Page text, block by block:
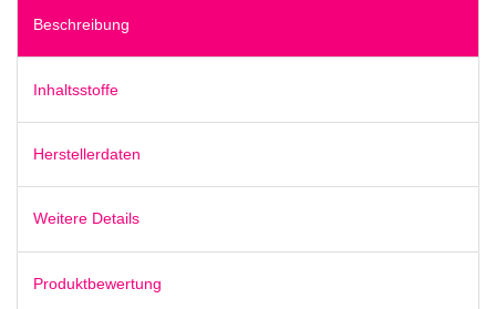
Beschreibung
Inhaltsstoffe
Herstellerdaten
Weitere Details
Produktbewertung